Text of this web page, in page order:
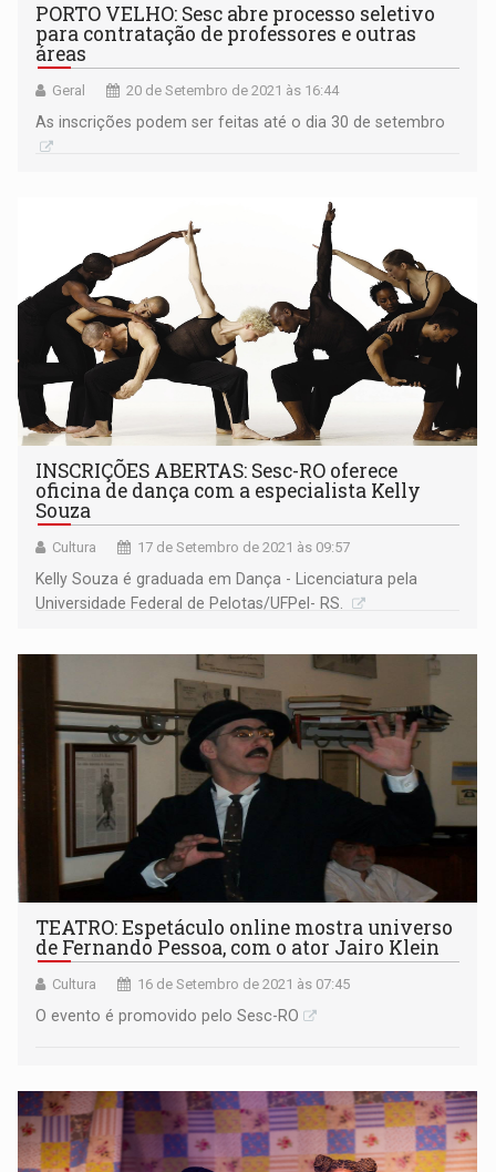
PORTO VELHO: Sesc abre processo seletivo
para contratação de professores e outras
áreas
Geral 20 de Setembro de 2021 às 16:44
As inscrições podem ser feitas até o dia 30 de setembro
INSCRIÇÕES ABERTAS: Sesc-RO oferece
oficina de dança com a especialista Kelly
Souza
Cultura 17 de Setembro de 2021 às 09:57
Kelly Souza é graduada em Dança - Licenciatura pela
Universidade Federal de Pelotas/UFPel- RS.
TEATRO: Espetáculo online mostra universo
de Fernando Pessoa, com o ator Jairo Klein
Cultura 16 de Setembro de 2021 às 07:45
O evento é promovido pelo Sesc-RO